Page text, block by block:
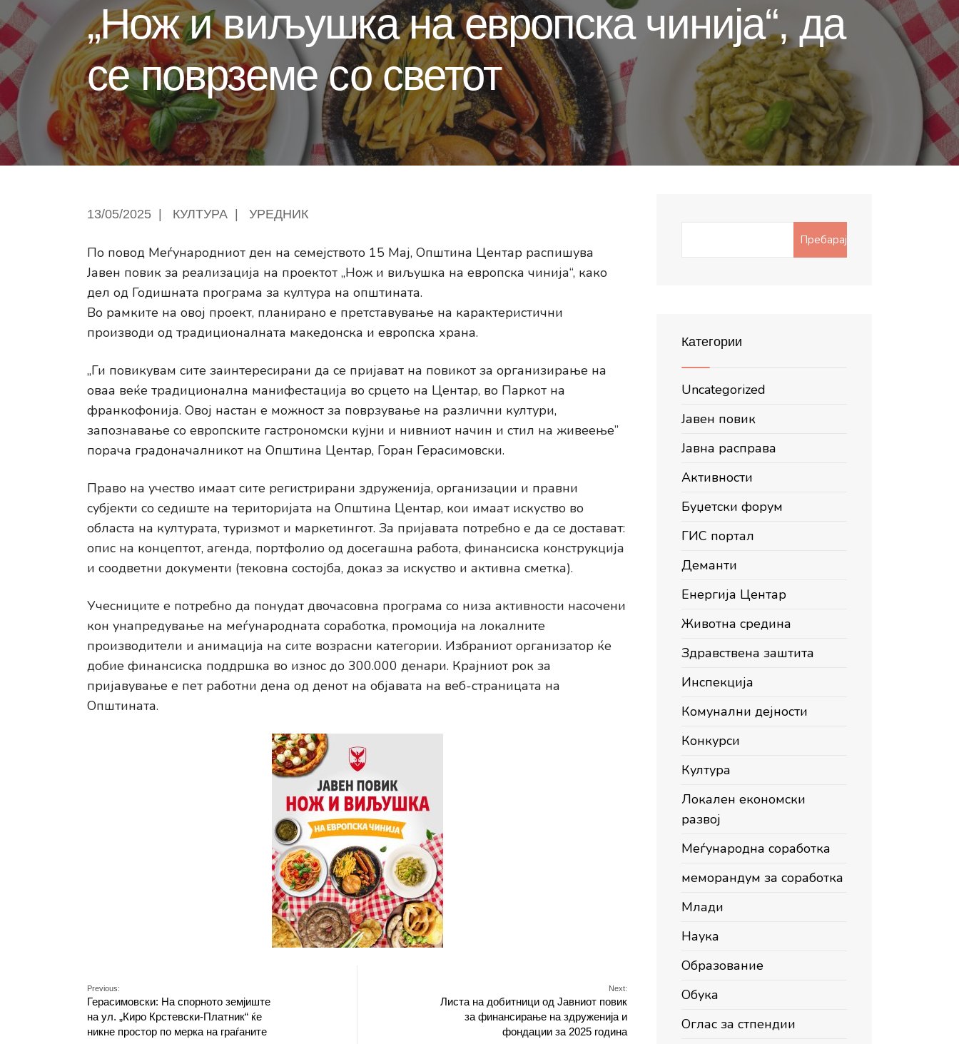
„Нож и виљушка на европска чинија“, да
се поврземе со светот
13/05/2025 КУЛТУРА УРЕДНИК
По повод Меѓународниот ден на семејството 15 Мај, Општина Центар распишува
Јавен повик за реализација на проектот „Нож и виљушка на европска чинија“, како
дел од Годишната програма за култура на општината.
Во рамките на овој проект, планирано е претставување на карактеристични
производи од традиционалната македонска и европска храна.
„Ги повикувам сите заинтересирани да се пријават на повикот за организирање на
оваа веќе традиционална манифестација во срцето на Центар, во Паркот на
франкофонија. Овој настан e можност за поврзување на различни култури,
запознавање со европските гастрономски кујни и нивниот начин и стил на живеење”
порача градоначалникот на Општина Центар, Горан Герасимовски.
Право на учество имаат сите регистрирани здруженија, организации и правни
субјекти со седиште на територијата на Општина Центар, кои имаат искуство во
областа на културата, туризмот и маркетингот. За пријавата потребно е да се достават:
опис на концептот, агенда, портфолио од досегашна работа, финансиска конструкција
и соодветни документи (тековна состојба, доказ за искуство и активна сметка).
Учесниците е потребно да понудат двочасовна програма со низа активности насочени
кон унапредување на меѓународната соработка, промоција на локалните
производители и анимација на сите возрасни категории. Избраниот организатор ќе
добие финансиска поддршка во износ до 300.000 денари. Крајниот рок за
пријавување е пет работни дена од денот на објавата на веб-страницата на
Општината.
Previous:
Герасимовски: На спорното земјиште
на ул. „Киро Крстевски-Платник“ ќе
никне простор по мерка на граѓаните
Next:
Листа на добитници од Јавниот повик
за финансирање на здруженија и
фондации за 2025 година
Пребарај
Категории
Uncategorized
Јавен повик
Јавна расправа
Активности
Буџетски форум
ГИС портал
Деманти
Енергија Центар
Животна средина
Здравствена заштита
Инспекција
Комунални дејности
Конкурси
Култура
Локален економски
развој
Меѓународна соработка
меморандум за соработка
Млади
Наука
Образование
Обука
Оглас за стпендии